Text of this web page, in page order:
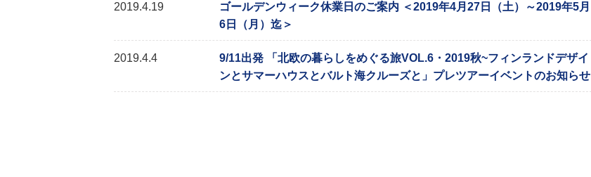
2019.4.19
ゴールデンウィーク休業日のご案内 ＜2019年4月27日（土）～2019年5月
6日（月）迄＞
2019.4.4
9/11出発 「北欧の暮らしをめぐる旅VOL.6・2019秋~フィンランドデザイ
ンとサマーハウスとバルト海クルーズと」プレツアーイベントのお知らせ